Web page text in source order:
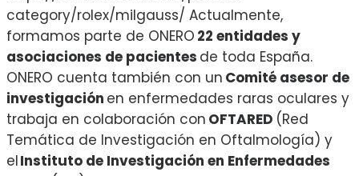
category/rolex/milgauss/ Actualmente,
formamos parte de ONERO 22 entidades y
asociaciones de pacientes de toda España.
ONERO cuenta también con un Comité asesor de
investigación en enfermedades raras oculares y
trabaja en colaboración con OFTARED (Red
Temática de Investigación en Oftalmología) y
elInstituto de Investigación en Enfermedades